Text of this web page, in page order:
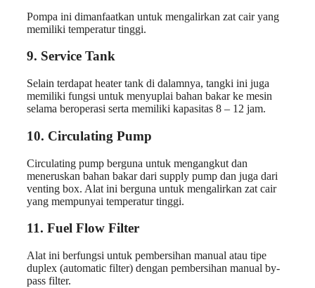
Pompa ini dimanfaatkan untuk mengalirkan zat cair yang
memiliki temperatur tinggi.
9. Service Tank
Selain terdapat heater tank di dalamnya, tangki ini juga
memiliki fungsi untuk menyuplai bahan bakar ke mesin
selama beroperasi serta memiliki kapasitas 8 – 12 jam.
10. Circulating Pump
Circulating pump berguna untuk mengangkut dan
meneruskan bahan bakar dari supply pump dan juga dari
venting box. Alat ini berguna untuk mengalirkan zat cair
yang mempunyai temperatur tinggi.
11. Fuel Flow Filter
Alat ini berfungsi untuk pembersihan manual atau tipe
duplex (automatic filter) dengan pembersihan manual by-
pass filter.